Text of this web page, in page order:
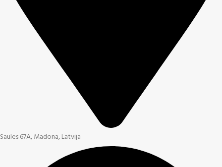
Saules 67A, Madona, Latvija